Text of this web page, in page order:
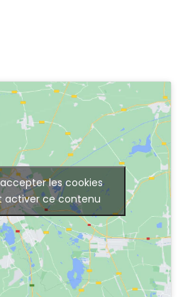
les cookies
activer ce contenu